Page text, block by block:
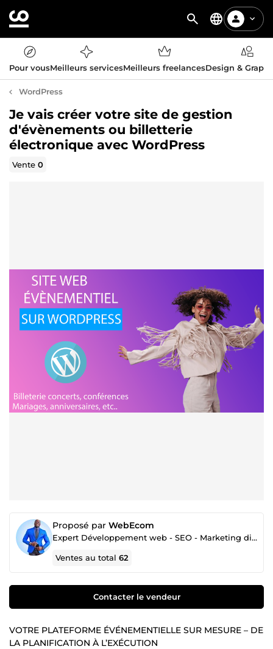
Pour vousMeilleurs servicesMeilleurs freelancesDesign &
WordPress
Je vais créer votre site de gestion
d'évènements ou billetterie
électronique avec WordPress
Vente0
Proposé par WebEcom
Expert Développement web - SEO - Marketing digital
Ventes au total62
Contacter le vendeur
VOTRE PLATEFORME ÉVÉNEMENTIELLE SUR MESURE – DE
LA PLANIFICATION À L’EXÉCUTION